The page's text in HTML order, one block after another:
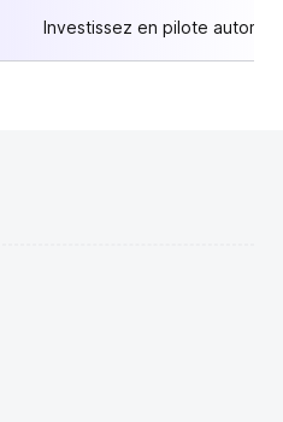
Investissez en pilote